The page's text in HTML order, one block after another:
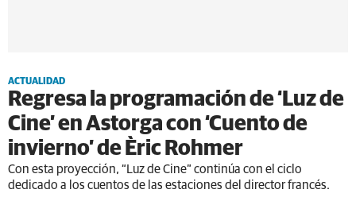
ACTUALIDAD
Regresa la programación de ‘Luz de
Cine’ en Astorga con ‘Cuento de
invierno’ de Èric Rohmer
Con esta proyección, “Luz de Cine” continúa con el ciclo
dedicado a los cuentos de las estaciones del director francés.